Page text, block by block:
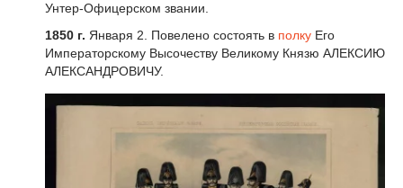
Унтер-Офицерском звании.
1850 г. Января 2. Повелено состоять в полку Его
Императорскому Высочеству Великому Князю АЛЕКСИЮ
АЛЕКСАНДРОВИЧУ.